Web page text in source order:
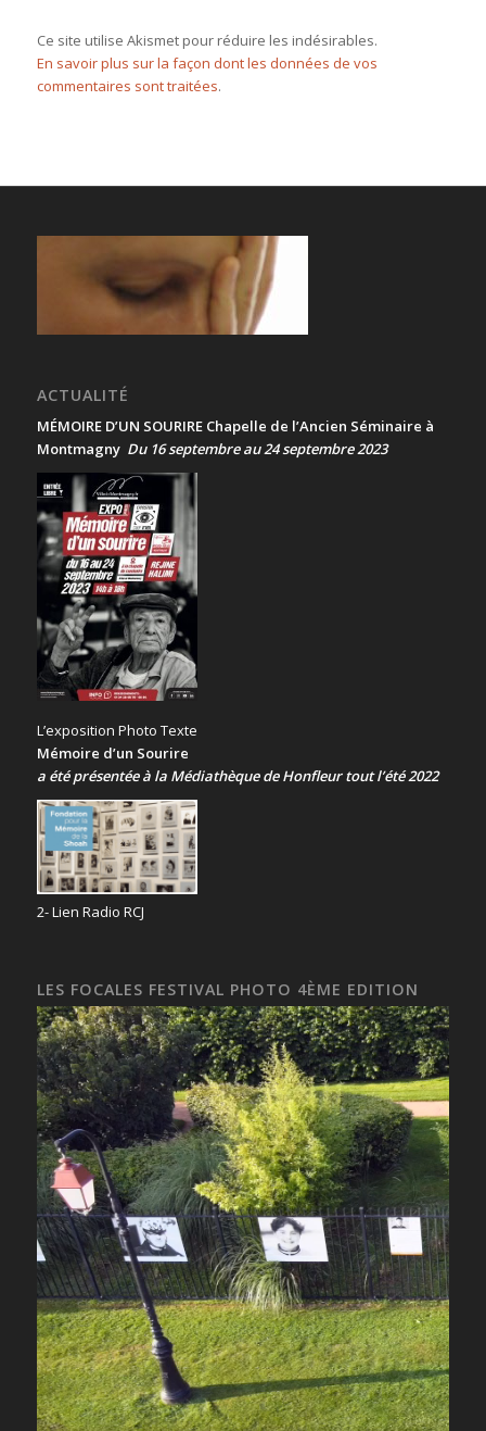
Ce site utilise Akismet pour réduire les indésirables.
En savoir plus sur la façon dont les données de vos
commentaires sont traitées.
ACTUALITÉ
MÉMOIRE D’UN SOURIRE Chapelle de l’Ancien Séminaire à
Montmagny Du 16 septembre au 24 septembre 2023
L’exposition Photo Texte
Mémoire d’un Sourire
a été présentéeà la Médiathèque de Honfleur tout l’été 2022
2- Lien Radio RCJ
LES FOCALES FESTIVAL PHOTO 4ÈME EDITION